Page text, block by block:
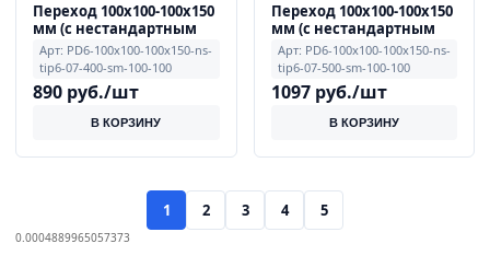
Переход 100x100-100x150
мм (с нестандартным
смещением, тип 6), 0.7
мм, примечание L=400
мм, смещение E=100,
F=100
Арт: PD6-100x100-100x150-ns-
tip6-07-400-sm-100-100
890 руб./шт
В КОРЗИНУ
Переход 100x100-100x150
мм (с нестандартным
смещением, тип 6), 0.7
мм, примечание L=500
мм, смещение E=100,
F=100
Арт: PD6-100x100-100x150-ns-
tip6-07-500-sm-100-100
1097 руб./шт
В КОРЗИНУ
1 2 3 4 5
0.0004889965057373